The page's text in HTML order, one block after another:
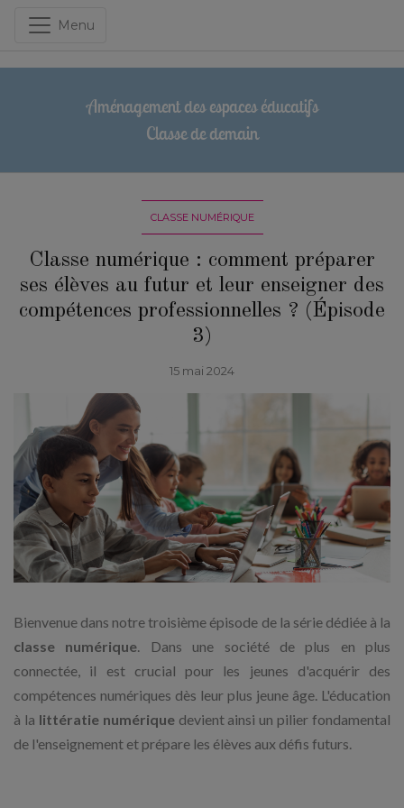
Menu
Aménagement des espaces éducatifs
Classe de demain
CLASSE NUMÉRIQUE
Classe numérique : comment préparer
ses élèves au futur et leur enseigner des
compétences professionnelles ? (Épisode
3)
15 mai 2024
Bienvenue dans notre troisième épisode de la série dédiée à la
classe numérique. Dans une société de plus en plus
connectée, il est crucial pour les jeunes d'acquérir des
compétences numériques dès leur plus jeune âge. L'éducation
à la littératie numériquedevient ainsi un pilier fondamental
de l'enseignement et prépare les élèves aux défis futurs.